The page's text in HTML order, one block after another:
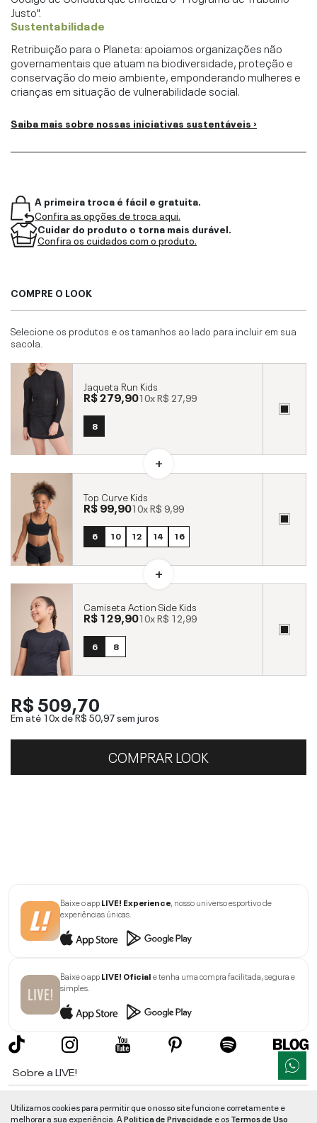
Justo".
Sustentabilidade
Retribuição para o Planeta: apoiamos organizações não
governamentais que atuam na biodiversidade, proteção e
conservação do meio ambiente, emponderando mulheres e
crianças em situação de vulnerabilidade social.
Saiba mais sobre nossas iniciativas sustentáveis ›
A primeira troca é fácil e gratuita.
Confira as opções de troca aqui.
Cuidar do produto o torna mais durável.
Confira os cuidados com o produto.
COMPRE O LOOK
Selecione os produtos e os tamanhos ao lado para incluir em sua
sacola.
Jaqueta Run Kids
R$ 279,9010xR$ 27,99
8
Top Curve Kids
R$ 99,9010xR$ 9,99
6 10 12 14 16
Camiseta Action Side Kids
R$ 129,9010xR$ 12,99
6 8
R$ 509,70
Em até 10x deR$ 50,97sem juros
COMPRAR LOOK
Baixe o appLIVE! Experience, nosso universo esportivo de
experiências únicas.
Baixe o appLIVE! Oficiale tenha uma compra facilitada, segura e
simples.
Sobre a LIVE!
Utilizamos cookies para permitir que o nosso site funcione corretamente e
melhorar a sua experiência. APolitica de Privacidade e osTermos de Uso